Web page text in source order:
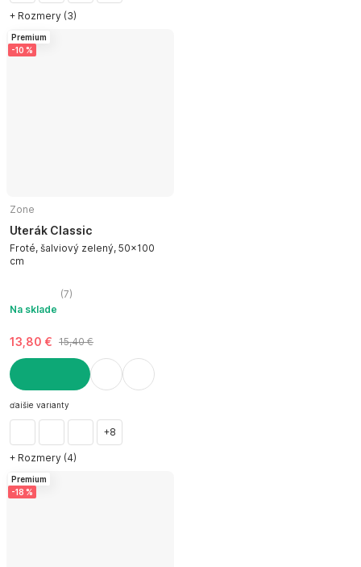
+ Rozmery (3)
Premium
-10 %
Zone
Uterák Classic
Froté, šalviový zelený, 50x100
cm
(7)
Na sklade
13,80 € 15,40 €
DO KOŠÍKA
ďalšie varianty
+8
+ Rozmery (4)
Premium
-18 %